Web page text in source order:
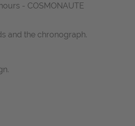
- COSMONAUTE
and the chronograph.